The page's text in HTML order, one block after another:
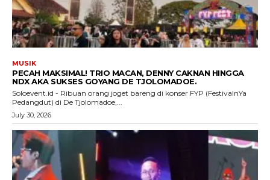
MUSIK
PECAH MAKSIMAL! TRIO MACAN, DENNY CAKNAN HINGGA
NDX AKA SUKSES GOYANG DE TJOLOMADOE.
Soloevent.id - Ribuan orang joget bareng di konser FYP (FestivalnYa
Pedangdut) di De Tjolomadoe,...
July 30, 2026